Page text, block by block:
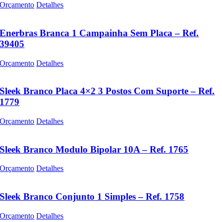
Orçamento Detalhes
Enerbras Branca 1 Campainha Sem Placa – Ref.
39405
Orçamento Detalhes
Sleek Branco Placa 4×2 3 Postos Com Suporte – Ref.
1779
Orçamento Detalhes
Sleek Branco Modulo Bipolar 10A – Ref. 1765
Orçamento Detalhes
Sleek Branco Conjunto 1 Simples – Ref. 1758
Orçamento Detalhes